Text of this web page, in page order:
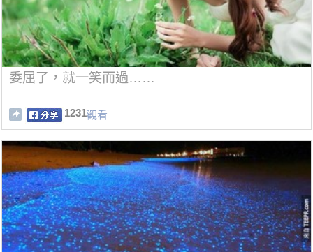
委屈了，就一笑而過……
1231觀看